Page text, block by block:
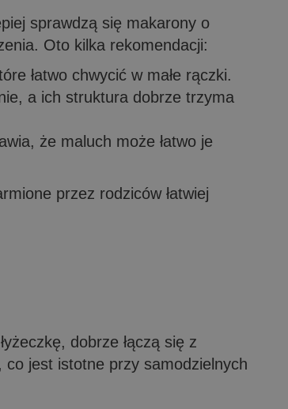
sprawdzą się makarony o
Oto kilka rekomendacji:
łatwo chwycić w małe rączki.
a ich struktura dobrze trzyma
że maluch może łatwo je
przez rodziców łatwiej
dobrze łączą się z
co jest istotne przy samodzielnych